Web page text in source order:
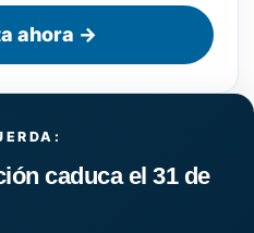
ahora →
caduca el 31 de